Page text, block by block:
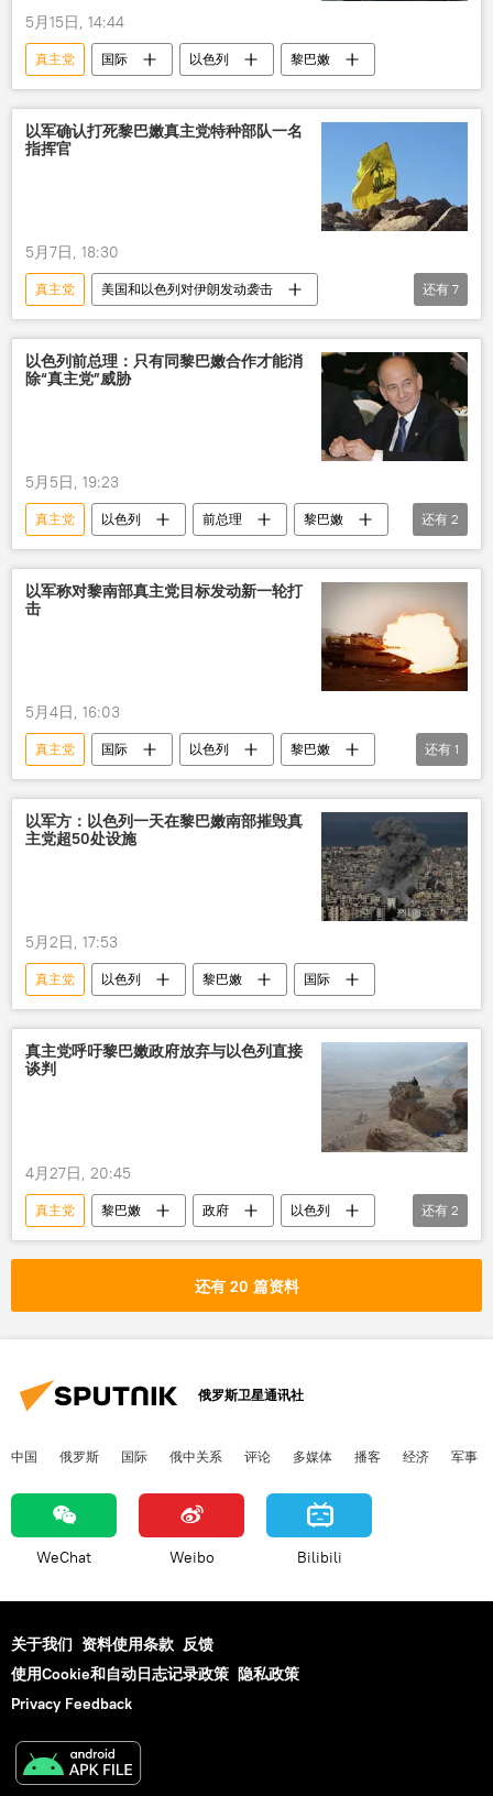
5月15日, 14:44
真主党 国际 以色列 黎巴嫩
以军确认打死黎巴嫩真主党特种部队一名
指挥官
5月7日, 18:30
真主党
美国和以色列对伊朗发动袭击
以色列
黎巴嫩
军事
军事行动
中东
中东地区
贝鲁特
还有 7
以色列前总理：只有同黎巴嫩合作才能消
除“真主党”威胁
5月5日, 19:23
真主党 以色列 前总理
黎巴嫩
合作
威胁
还有 2
以军称对黎南部真主党目标发动新一轮打
击
5月4日, 16:03
真主党 国际 以色列
黎巴嫩
打击
还有 1
以军方：以色列一天在黎巴嫩南部摧毁真
主党超50处设施
5月2日, 17:53
真主党 以色列 黎巴嫩 国际
真主党呼吁黎巴嫩政府放弃与以色列直接
谈判
4月27日, 20:45
真主党 黎巴嫩 政府
以色列
谈判
放弃
还有 2
还有 20 篇资料
俄罗斯卫星通讯社
中国 俄罗斯 国际 俄中关系 评论 多媒体 播客 经济 军事
WeChat Weibo Bilibili
关于我们 资料使用条款 反馈
使用Cookie和自动日志记录政策 隐私政策
Privacy Feedback